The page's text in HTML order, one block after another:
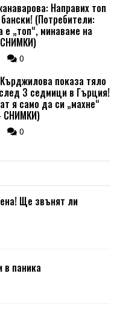
Направих топ
(Потребители:
е „топ“, минаваме на
0
показа тяло
3 седмици в Гърция!
я само да си „махне“
СНИМКИ)
0
Ще звънят ли
в паника